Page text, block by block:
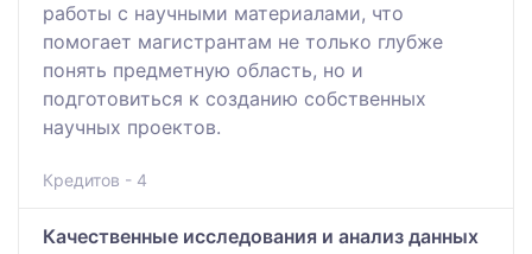
работы с научными материалами, что
помогает магистрантам не только глубже
понять предметную область, но и
подготовиться к созданию собственных
научных проектов.
Кредитов - 4
Качественные исследования и анализ данных